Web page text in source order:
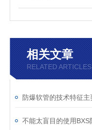
相关文章
RELATED ARTICLES